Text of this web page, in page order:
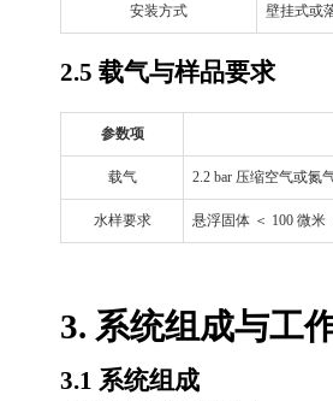
安装方式 壁挂式或
2.5 载气与样品要求
参数项
载气 2.2 bar 压缩空气或氮
水样要求 悬浮固体 ＜ 100 微米
3. 系统组成与工
3.1 系统组成